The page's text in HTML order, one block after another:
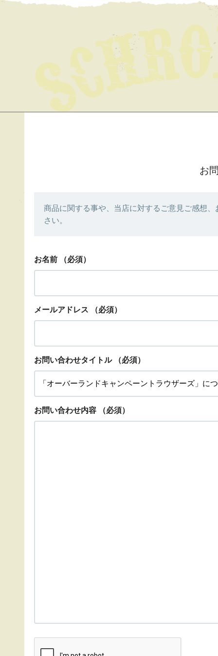
お
商品に関する事や、当店に対するご意見ご感想
さい。
お名前 （必須）
メールアドレス （必須）
お問い合わせタイトル （必須）
お問い合わせ内容 （必須）